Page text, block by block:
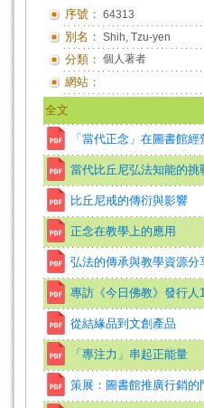
序號： 64313
別名： Shih, Tzu-yen
分類： 個人著者
網站：
全文
「當代正念」在圖書館
當代比丘尼弘法知能的挑
比丘尼戒的傳衍與影響
正念在教學上的應用
弘法的傳承與教學資源分
專訪《今日佛教》發行人
從結緣品到文創產品
「專注力」串起正能量
策展：圖書館推廣行銷的